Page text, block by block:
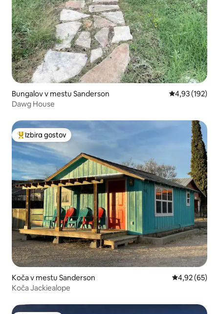
Bungalov v mestu Sanderson Povprečna
4,93 (192)
Dawg House
Najbolj priljubljena prenočišča z značko »Izbira gostov«
Izbira gostov
Koča v mestu Sanderson Povprečna
4,92 (65)
Koča Jackiealope